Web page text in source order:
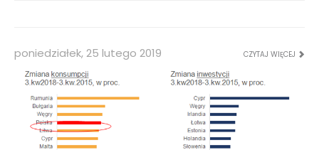
poniedziałek, 25 lutego 2019 CZYTAJ WIĘCEJ